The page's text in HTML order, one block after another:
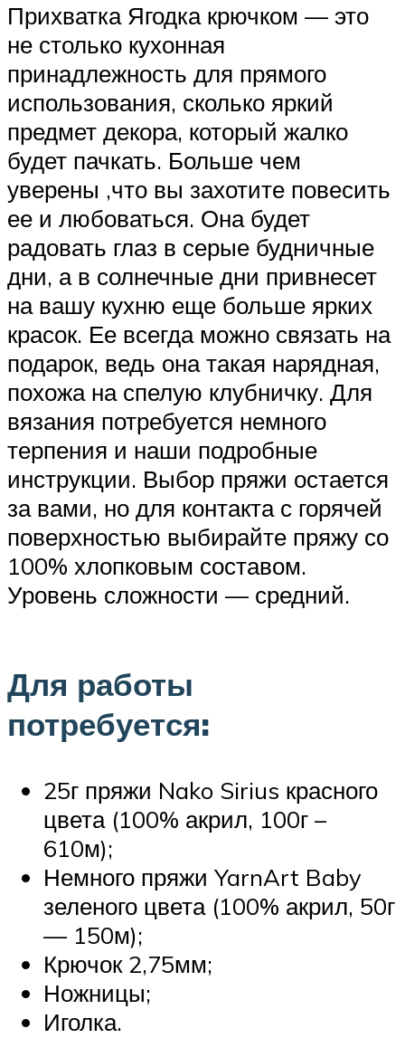
Прихватка Ягодка крючком — это
не столько кухонная
принадлежность для прямого
использования, сколько яркий
предмет декора, который жалко
будет пачкать. Больше чем
уверены ,что вы захотите повесить
ее и любоваться. Она будет
радовать глаз в серые будничные
дни, а в солнечные дни привнесет
на вашу кухню еще больше ярких
красок. Ее всегда можно связать на
подарок, ведь она такая нарядная,
похожа на спелую клубничку. Для
вязания потребуется немного
терпения и наши подробные
инструкции. Выбор пряжи остается
за вами, но для контакта с горячей
поверхностью выбирайте пряжу со
100% хлопковым составом.
Уровень сложности — средний.
Для работы
потребуется:
25г пряжи Nako Sirius красного
цвета (100% акрил, 100г –
610м);
Немного пряжи YarnArt Baby
зеленого цвета (100% акрил, 50г
— 150м);
Крючок 2,75мм;
Ножницы;
Иголка.